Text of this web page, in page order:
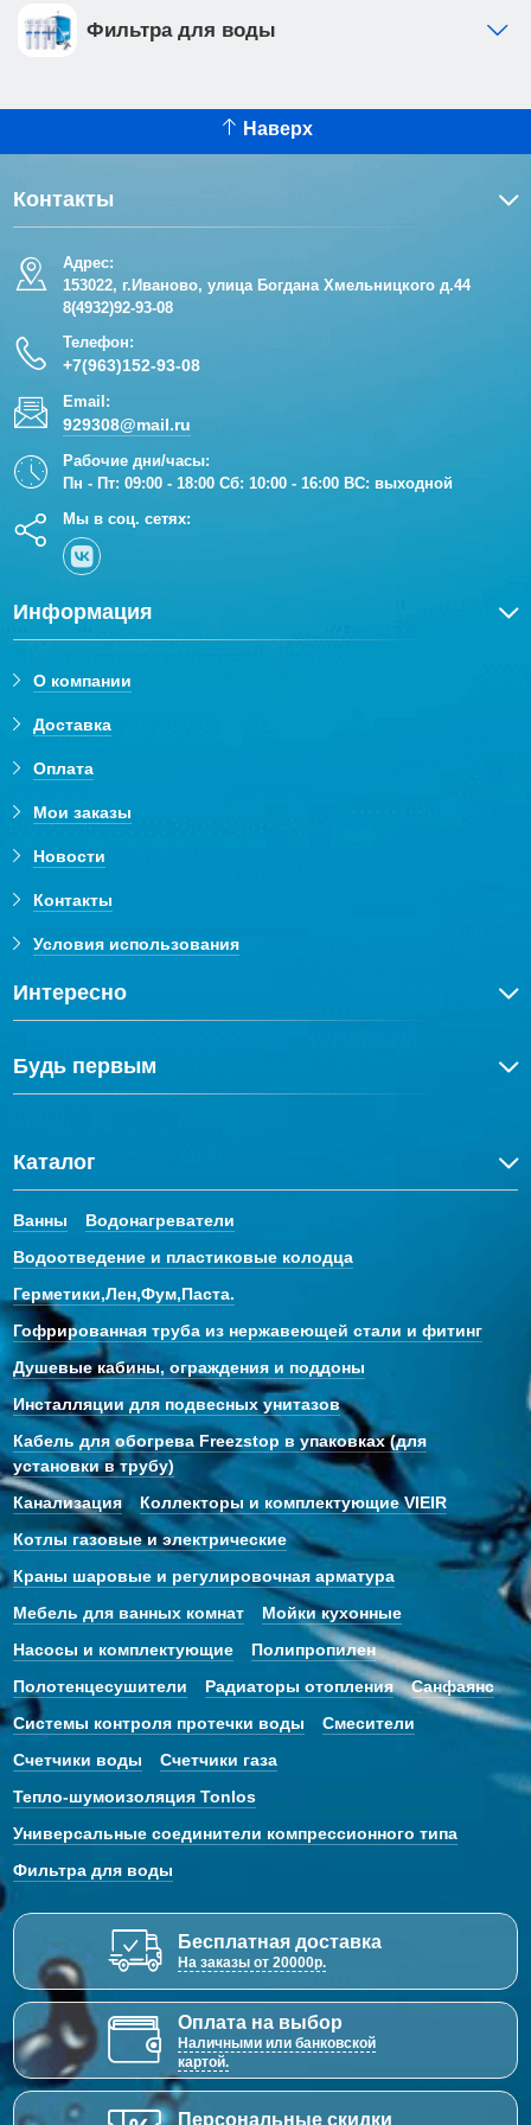
имеет шумоизоляцию, так же в комплекте идет
шумоизоляционная пластина для подвесного
поток воды в бачок отдельно от общей системы
водоснабжения • ножки рамы регулируются в
надежность и долговечность Клавиша смыва
имеет ширину 25 см и высоту 17 см, толщина 9,4
Изготовлена из нержавеющей стали, черного
Фильтра для воды
Наверх
Контакты
Адрес:
153022, г.Иваново, улица Богдана Хмельницкого д.44
8(4932)92-93-08
Телефон:
+7(963)152-93-08
Email:
929308@mail.ru
Рабочие дни/часы:
Пн - Пт: 09:00 - 18:00 Сб: 10:00 - 16:00 ВС: выходной
Мы в соц. сетях:
Информация
О компании
Доставка
Оплата
Мои заказы
Новости
Контакты
Условия использования
Интересно
Будь первым
Каталог
Ванны
Водонагреватели
Водоотведение и пластиковые колодца
Герметики,Лен,Фум,Паста.
Гофрированная труба из нержавеющей стали и фитинг
Душевые кабины, ограждения и поддоны
Инсталляции для подвесных унитазов
Кабель для обогрева Freezstop в упаковках (для
установки в трубу)
Канализация
Коллекторы и комплектующие VIEIR
Котлы газовые и электрические
Краны шаровые и регулировочная арматура
Мебель для ванных комнат
Мойки кухонные
Насосы и комплектующие
Полипропилен
Полотенцесушители
Радиаторы отопления
Санфаянс
Системы контроля протечки воды
Смесители
Счетчики воды
Счетчики газа
Тепло-шумоизоляция Tonlos
Универсальные соединители компрессионного типа
Фильтра для воды
Бесплатная доставка
На заказы от 20000р.
Оплата на выбор
Наличными или банковской
картой.
Персональные скидки